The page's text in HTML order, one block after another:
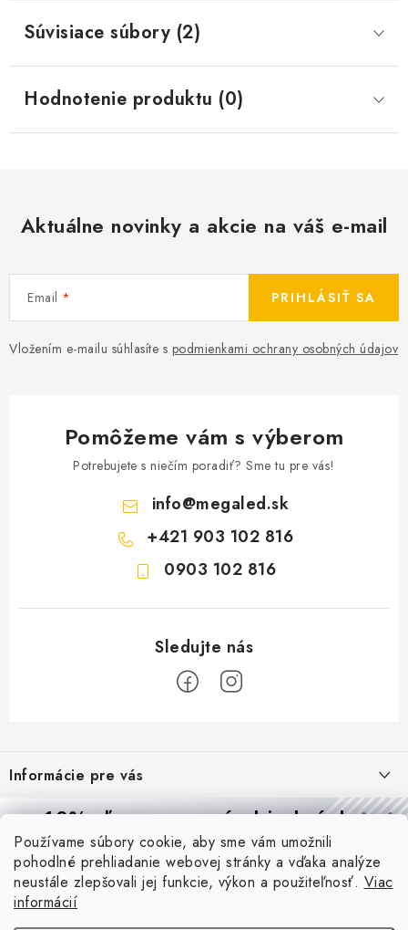
Používame súbory cookie, aby sme vám umožnili
pohodlné prehliadanie webovej stránky a vďaka analýze
neustále zlepšovali jej funkcie, výkon a použiteľnosť. Viac
informácií
Súvisiace súbory (2)
Hodnotenie produktu (0)
Aktuálne novinky a akcie na váš e-mail
Email
Vložením e-mailu súhlasíte s podmienkami ochrany osobných údajov
PRIHLÁSIŤ SA
Pomôžeme vám s výberom
Potrebujete s niečím poradiť? Sme tu pre vás!
info@megaled.sk
+421 903 102 816
0903 102 816
p
ä
Informácie pre vás
Reklamácie a formulár na odstúpenie od zmluvy
Obchodné podmienky
Podmienky ochrany osobných údajov
O nás - MEGALED & JANTON Zákamenné
Blog
PIR vs. mikrovlnný senzor: ktorý je lepší a kedy ho použiť? +
10% zľavana prvú objednávku
Prihláste sa azískajtezľavu aj praktické tipy,vďaka ktorým
budete svietiť lepšie a platiť menej.